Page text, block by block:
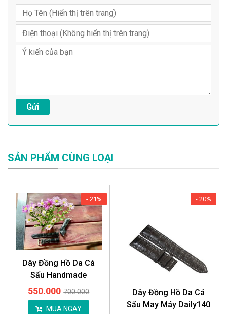
SẢN PHẨM CÙNG LOẠI
- 21%
Dây Đồng Hồ Da Cá
Sấu Handmade
550.000 700.000
MUA NGAY
- 20%
Dây Đồng Hồ Da Cá
Sấu May Máy Daily140